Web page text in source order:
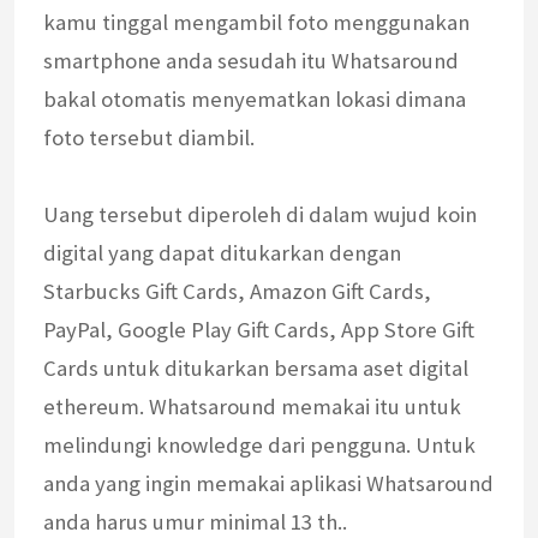
kamu tinggal mengambil foto menggunakan
smartphone anda sesudah itu Whatsaround
bakal otomatis menyematkan lokasi dimana
foto tersebut diambil.
Uang tersebut diperoleh di dalam wujud koin
digital yang dapat ditukarkan dengan
Starbucks Gift Cards, Amazon Gift Cards,
PayPal, Google Play Gift Cards, App Store Gift
Cards untuk ditukarkan bersama aset digital
ethereum. Whatsaround memakai itu untuk
melindungi knowledge dari pengguna. Untuk
anda yang ingin memakai aplikasi Whatsaround
anda harus umur minimal 13 th..